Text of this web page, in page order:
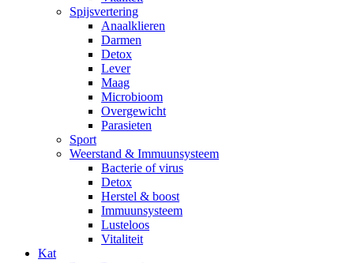
Spijsvertering
Anaalklieren
Darmen
Detox
Lever
Maag
Microbioom
Overgewicht
Parasieten
Sport
Weerstand & Immuunsysteem
Bacterie of virus
Detox
Herstel & boost
Immuunsysteem
Lusteloos
Vitaliteit
Kat